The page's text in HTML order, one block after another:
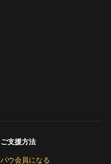
ご支援方法
パウ会員になる